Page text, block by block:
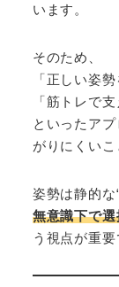
います。
そのため、
「正しい姿
「筋トレで
といったア
がりにくいこ
姿勢は静的な
無意識下で
う視点が重